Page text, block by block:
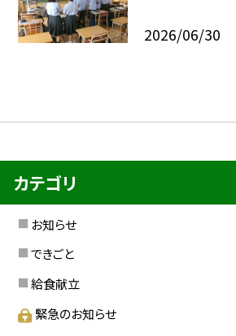
2026/06/30
カテゴリ
お知らせ
できごと
給食献立
緊急のお知らせ